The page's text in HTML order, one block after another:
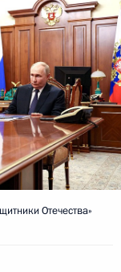
Отечества»